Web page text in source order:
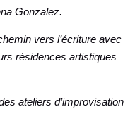
Gonzalez.
vers l’écriture avec
résidences artistiques
ateliers d’improvisation